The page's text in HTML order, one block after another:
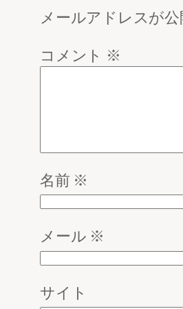
メールアドレスが
コメント ※
名前 ※
メール ※
サイト